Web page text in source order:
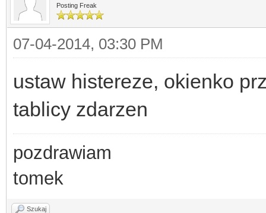
Posting Freak
07-04-2014, 03:30 PM
ustaw histereze, okienko
tablicy zdarzen
pozdrawiam
tomek
Szukaj